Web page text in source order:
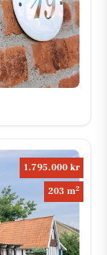
1.795.000 kr
203 m2